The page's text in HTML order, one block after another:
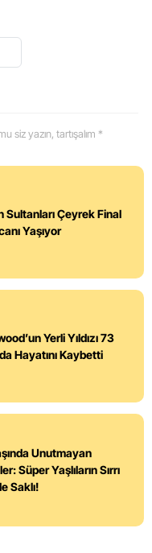
siz yazın, tartışalım *
Sultanları Çeyrek Final
Yaşıyor
Yerli Yıldızı 73
Hayatını Kaybetti
Unutmayan
Süper Yaşlıların Sırrı
Saklı!